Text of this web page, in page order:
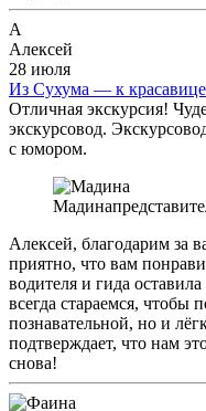
А
Алексей
28 июля
Из Сухума — к
Отличная экскурсия!
экскурсовод.
с юмором.
Мадина
Алексей, благодарим за
приятно, что вам
водителя и гида
всегда стараемся, чтобы
познавательной, но и
подтверждает, что нам
снова!